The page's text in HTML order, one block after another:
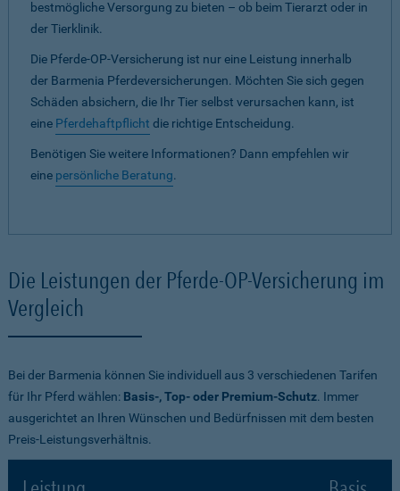
bestmögliche Versorgung zu bieten – ob beim Tierarzt oder in
der Tierklinik.
Die Pferde-OP-Versicherung ist nur eine Leistung innerhalb
der Barmenia Pferdeversicherungen. Möchten Sie sich gegen
Schäden absichern, die Ihr Tier selbst verursachen kann, ist
eine Pferdehaftpflicht die richtige Entscheidung.
Benötigen Sie weitere Informationen? Dann empfehlen wir
eine persönliche Beratung.
Die Leistungen der Pferde-OP-Versicherung im
Vergleich
Bei der Barmenia können Sie individuell aus 3 verschiedenen Tarifen
für Ihr Pferd wählen: Basis-, Top- oder Premium-Schutz. Immer
ausgerichtet an Ihren Wünschen und Bedürfnissen mit dem besten
Preis-Leistungsverhältnis.